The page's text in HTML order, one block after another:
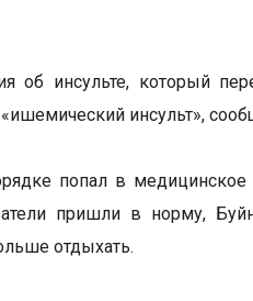
об инсульте, который
инсульт»,
попал в
пришли в норму,
отдыхать.